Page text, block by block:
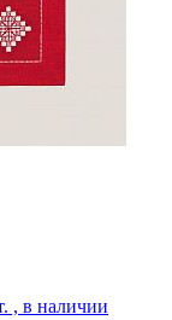
, в наличии